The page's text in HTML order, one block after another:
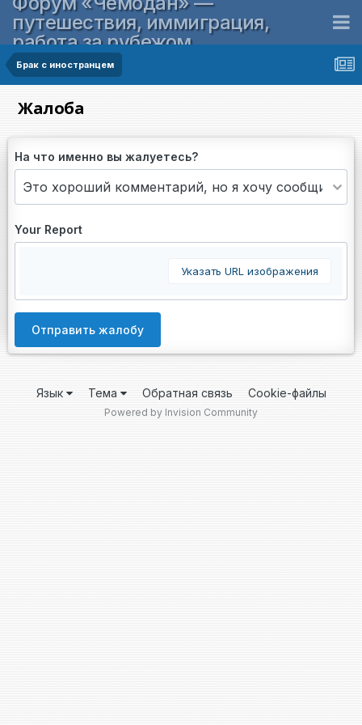
путешествия, иммиграция,
работа за рубежом
Брак с иностранцем
Жалоба
На что именно вы жалуетесь?
Your Report
Указать URL изображения
Отправить жалобу
Язык Тема Обратная связь Cookie-файлы
Powered by Invision Community